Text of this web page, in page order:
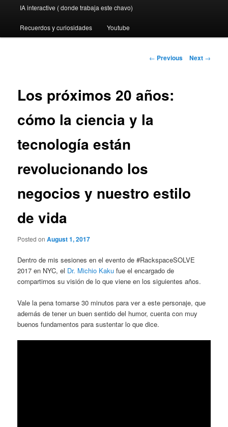
IA interactive ( donde trabaja este chavo)
Recuerdos y curiosidades Youtube
Post
← Previous Next →
Los próximos 20 años:
cómo la ciencia y la
tecnología están
revolucionando los
negocios y nuestro estilo
de vida
Posted onAugust 1, 2017
Dentro de mis sesiones en el evento de #RackspaceSOLVE
2017 en NYC, el Dr. Michio Kaku fue el encargado de
compartirnos su visión de lo que viene en los siguientes años.
Vale la pena tomarse 30 minutos para ver a este personaje, que
además de tener un buen sentido del humor, cuenta con muy
buenos fundamentos para sustentar lo que dice.